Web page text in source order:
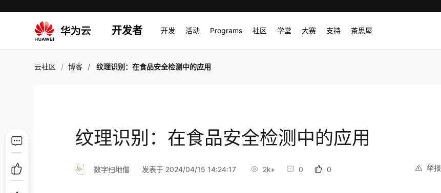
开发者 开发 活动 Programs 社区 学堂 大赛 支持 茶思屋
云社区 博客 纹理识别：在食品安全检测中的应用
纹理识别：在食品安全检测中的应用
举报
数字扫地僧 发表于 2024/04/15 14:24:17 2k+ 0 0